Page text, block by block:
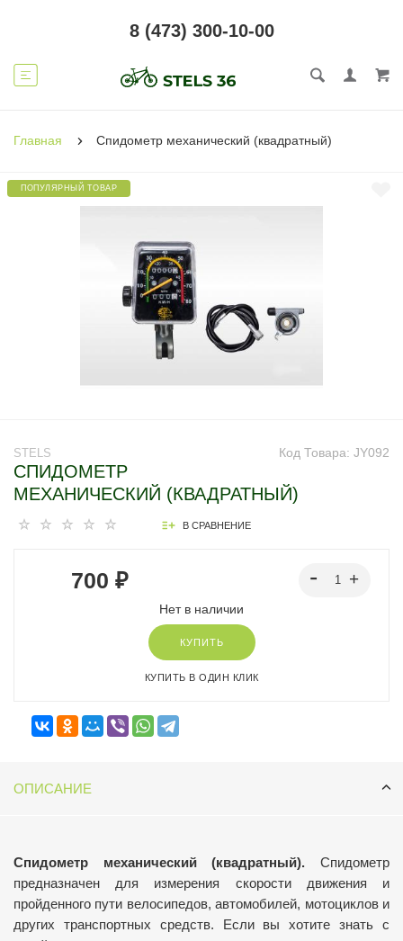
8 (473) 300-10-00
Главная Спидометр механический (квадратный)
ПОПУЛЯРНЫЙ ТОВАР
Код Товара: JY092
STELS
СПИДОМЕТР
МЕХАНИЧЕСКИЙ (КВАДРАТНЫЙ)
В СРАВНЕНИЕ
700 ₽
Нет в наличии
КУПИТЬ
КУПИТЬ В ОДИН КЛИК
ОПИСАНИЕ
Спидометр механический (квадратный). Спидометр
предназначен для измерения скорости движения и
пройденного пути велосипедов, автомобилей, мотоциклов и
других транспортных средств. Если вы хотите знать с